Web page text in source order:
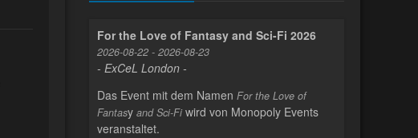
For the Love of Fantasy and Sci-Fi 2026
2026-08-22 - 2026-08-23
- ExCeL London -
Das Event mit dem Namen For the Love of
Fantasy and Sci-Fi wird von Monopoly Events
veranstaltet.